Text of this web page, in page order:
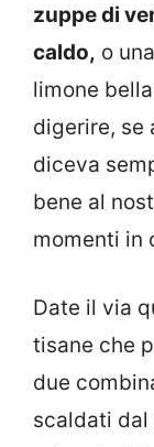
zuppe di
caldo, o una
limone
digerire, se
diceva
bene al
momenti in
Date il via
tisane che
due
scaldati dal